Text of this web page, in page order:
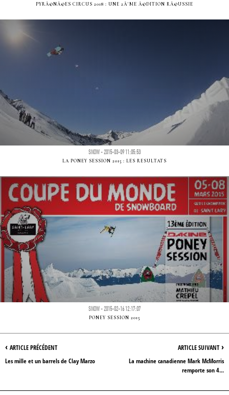
PYRÃ©NÃ©ES CIRCUS 2018 : UNE 2Ã¨ME Ã©DITION RÃ©USSIE
SNOW - 2015-03-09 11:05:53
LA PONEY SESSION 2015 : LES RESULTATS
SNOW - 2015-02-16 12:17:07
PONEY SESSION 2015
ARTICLE SUIVANT ›
La machine canadienne Mark McMorris
remporte son 4...
‹ ARTICLE PRÉCÉDENT
Les mille et un barrels de Clay Marzo